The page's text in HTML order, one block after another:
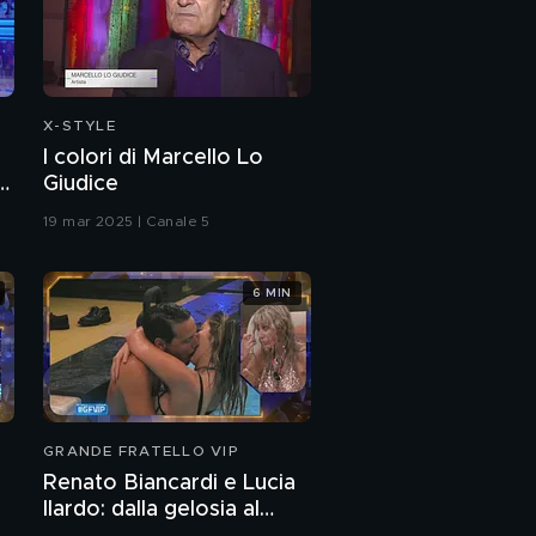
Stash e l'amore per le
figlie Grace e Imagine
Stash e il ricordo
The Kolors
Stash & The Kolors
PROSSIMO VIDEO
Stash & The Kolors in
"Un ragazzo una
ragazza"
X-STYLE
I colori di Marcello Lo
Giudice
19 mar 2025 | Canale 5
GRANDE FRATELLO VIP
Renato Biancardi e Lucia
Ilardo: dalla gelosia al
6 MIN